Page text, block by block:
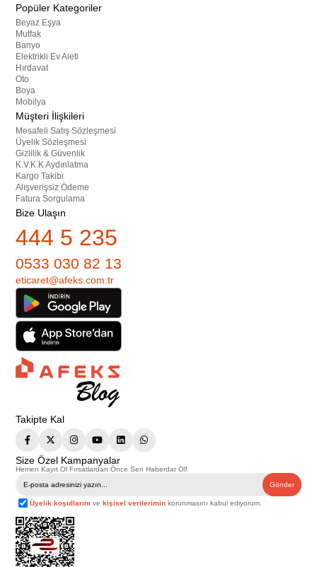
Popüler Kategoriler
Beyaz Eşya
Mutfak
Banyo
Elektrikli Ev Aleti
Hırdavat
Oto
Boya
Mobilya
Müşteri İlişkileri
Mesafeli Satış Sözleşmesi
Üyelik Sözleşmesi
Gizlilik & Güvenlik
K.V.K.K Aydınlatma
Kargo Takibi
Alışverişsiz Ödeme
Fatura Sorgulama
Bize Ulaşın
444 5 235
0533 030 82 13
eticaret@afeks.com.tr
Takipte Kal
Size Özel Kampanyalar
Hemen Kayıt Ol Fırsatlardan Önce Sen Haberdar Ol!
Gönder
Üyelik koşullarını vekişisel verilerimin korunmasını kabul ediyorum.